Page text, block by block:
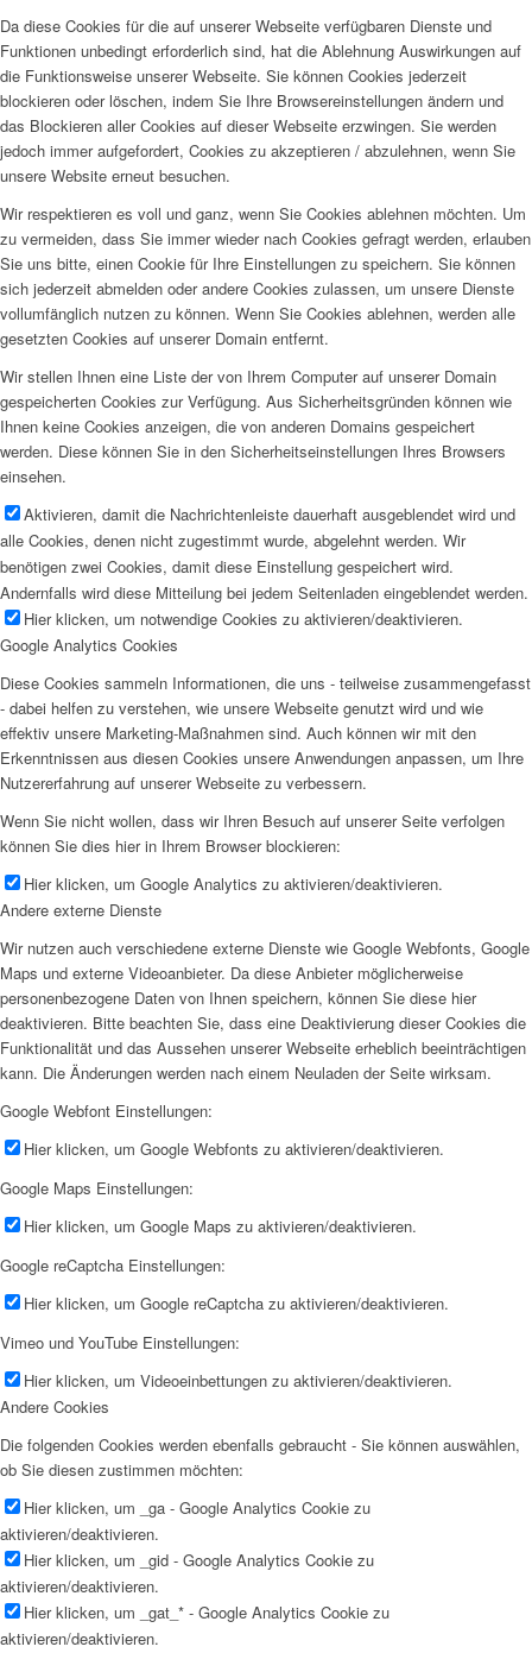
Da diese Cookies für die auf unserer Webseite verfügbaren Dienste und
Funktionen unbedingt erforderlich sind, hat die Ablehnung Auswirkungen auf
die Funktionsweise unserer Webseite. Sie können Cookies jederzeit
blockieren oder löschen, indem Sie Ihre Browsereinstellungen ändern und
das Blockieren aller Cookies auf dieser Webseite erzwingen. Sie werden
jedoch immer aufgefordert, Cookies zu akzeptieren / abzulehnen, wenn Sie
unsere Website erneut besuchen.
Wir respektieren es voll und ganz, wenn Sie Cookies ablehnen möchten. Um
zu vermeiden, dass Sie immer wieder nach Cookies gefragt werden, erlauben
Sie uns bitte, einen Cookie für Ihre Einstellungen zu speichern. Sie können
sich jederzeit abmelden oder andere Cookies zulassen, um unsere Dienste
vollumfänglich nutzen zu können. Wenn Sie Cookies ablehnen, werden alle
gesetzten Cookies auf unserer Domain entfernt.
Wir stellen Ihnen eine Liste der von Ihrem Computer auf unserer Domain
gespeicherten Cookies zur Verfügung. Aus Sicherheitsgründen können wie
Ihnen keine Cookies anzeigen, die von anderen Domains gespeichert
werden. Diese können Sie in den Sicherheitseinstellungen Ihres Browsers
einsehen.
Aktivieren, damit die Nachrichtenleiste dauerhaft ausgeblendet wird und
alle Cookies, denen nicht zugestimmt wurde, abgelehnt werden. Wir
benötigen zwei Cookies, damit diese Einstellung gespeichert wird.
Andernfalls wird diese Mitteilung bei jedem Seitenladen eingeblendet werden.
Hier klicken, um notwendige Cookies zu aktivieren/deaktivieren.
Google Analytics Cookies
Diese Cookies sammeln Informationen, die uns - teilweise zusammengefasst
- dabei helfen zu verstehen, wie unsere Webseite genutzt wird und wie
effektiv unsere Marketing-Maßnahmen sind. Auch können wir mit den
Erkenntnissen aus diesen Cookies unsere Anwendungen anpassen, um Ihre
Nutzererfahrung auf unserer Webseite zu verbessern.
Wenn Sie nicht wollen, dass wir Ihren Besuch auf unserer Seite verfolgen
können Sie dies hier in Ihrem Browser blockieren:
Hier klicken, um Google Analytics zu aktivieren/deaktivieren.
Andere externe Dienste
Wir nutzen auch verschiedene externe Dienste wie Google Webfonts, Google
Maps und externe Videoanbieter. Da diese Anbieter möglicherweise
personenbezogene Daten von Ihnen speichern, können Sie diese hier
deaktivieren. Bitte beachten Sie, dass eine Deaktivierung dieser Cookies die
Funktionalität und das Aussehen unserer Webseite erheblich beeinträchtigen
kann. Die Änderungen werden nach einem Neuladen der Seite wirksam.
Google Webfont Einstellungen:
Hier klicken, um Google Webfonts zu aktivieren/deaktivieren.
Google Maps Einstellungen:
Hier klicken, um Google Maps zu aktivieren/deaktivieren.
Google reCaptcha Einstellungen:
Hier klicken, um Google reCaptcha zu aktivieren/deaktivieren.
Vimeo und YouTube Einstellungen:
Hier klicken, um Videoeinbettungen zu aktivieren/deaktivieren.
Andere Cookies
Die folgenden Cookies werden ebenfalls gebraucht - Sie können auswählen,
ob Sie diesen zustimmen möchten:
Hier klicken, um _ga - Google Analytics Cookie zu
aktivieren/deaktivieren.
Hier klicken, um _gid - Google Analytics Cookie zu
aktivieren/deaktivieren.
Hier klicken, um _gat_* - Google Analytics Cookie zu
aktivieren/deaktivieren.